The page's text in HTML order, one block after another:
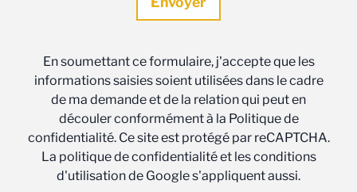
En soumettant ce formulaire, j'accepte que les
informations saisies soient utilisées dans le cadre
de ma demande et de la relation qui peut en
découler conformément à la Politique de
confidentialité. Ce site est protégé par reCAPTCHA.
La politique de confidentialité et les conditions
d'utilisation de Google s'appliquent aussi.